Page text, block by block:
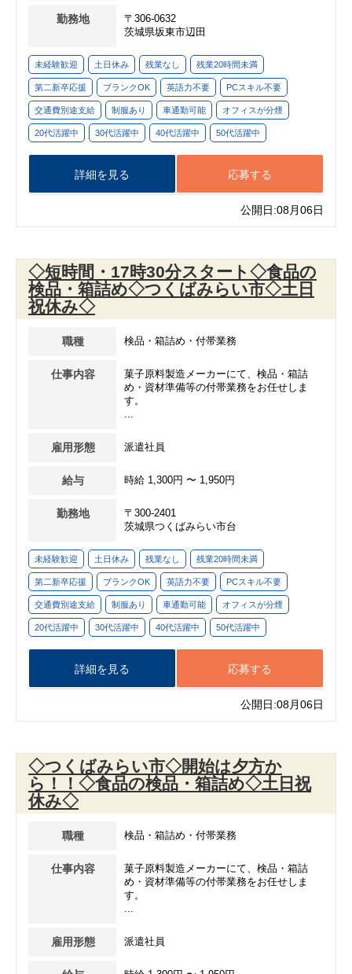
勤務地
〒306-0632
茨城県坂東市辺田
未経験歓迎 土日休み 残業なし 残業20時間未満
第二新卒応援 ブランクOK 英語力不要 PCスキル不要
交通費別途支給 制服あり 車通勤可能 オフィスが分煙
20代活躍中 30代活躍中 40代活躍中 50代活躍中
応募する
詳細を見る
公開日:08月06日
◇短時間・17時30分スタート◇食品の
検品・箱詰め◇つくばみらい市◇土日
祝休み◇
職種 検品・箱詰め・付帯業務
仕事内容
菓子原料製造メーカーにて、検品・箱詰
め・資材準備等の付帯業務をお任せしま
す。
...
雇用形態 派遣社員
給与 時給 1,300円 〜 1,950円
勤務地
〒300-2401
茨城県つくばみらい市台
未経験歓迎 土日休み 残業なし 残業20時間未満
第二新卒応援 ブランクOK 英語力不要 PCスキル不要
交通費別途支給 制服あり 車通勤可能 オフィスが分煙
20代活躍中 30代活躍中 40代活躍中 50代活躍中
応募する
詳細を見る
公開日:08月06日
◇つくばみらい市◇開始は夕方か
ら！！◇食品の検品・箱詰め◇土日祝
休み◇
職種 検品・箱詰め・付帯業務
仕事内容
菓子原料製造メーカーにて、検品・箱詰
め・資材準備等の付帯業務をお任せしま
す。
...
雇用形態 派遣社員